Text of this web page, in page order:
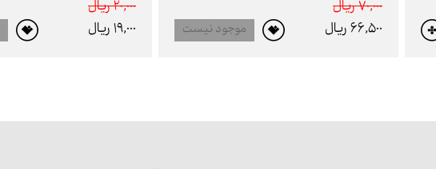
70,000 ريال
66,500 ريال
موجود نیست
20,000 ريال
19,000 ريال